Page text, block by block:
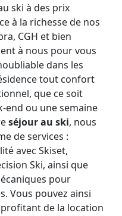
ski à des prix
à la richesse de nos
CGH et bien
à nous pour vous
dans les
tout confort
que ce soit
end ou une semaine
séjour au ski, nous
de services :
avec Skiset,
Ski, ainsi que
pour
Vous pouvez ainsi
de la location